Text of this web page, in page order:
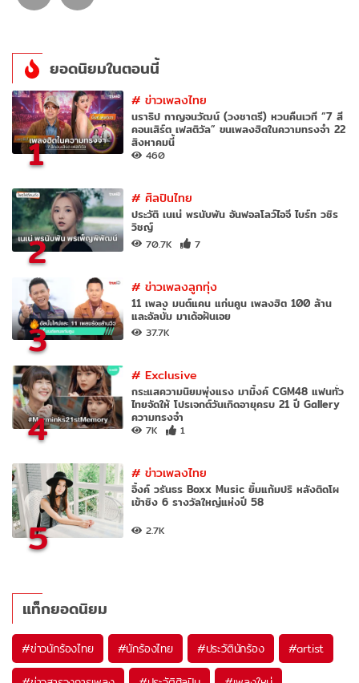
ยอดนิยมในตอนนี้
1
#ข่าวเพลงไทย
นราธิป กาญจนวัฒน์ (วงชาตรี) หวนคืนเวที “7 สี
คอนเสิร์ต เฟสติวัล” ขนเพลงฮิตในความทรงจำ 22
สิงหาคมนี้
460
2
#ศิลปินไทย
ประวัติ เนเน่ พรนับพัน อันฟอลโลว์ไอจี ไบร์ท วชิร
วิชญ์
70.7K 7
3
#ข่าวเพลงลูกทุ่ง
11 เพลง มนต์แคน แก่นคูน เพลงฮิต 100 ล้าน
และอัลบั้ม มาเด้อฝันเอย
37.7K
4
#Exclusive
กระแสความนิยมพุ่งแรง มามิ้งค์ CGM48 แฟนทั่ว
ไทยจัดให้ โปรเจกต์วันเกิดอายุครบ 21 ปี Gallery
ความทรงจำ
7K 1
5
#ข่าวเพลงไทย
อิ้งค์ วรันธร Boxx Music ยิ้มแก้มปริ หลังติดโผ
เข้าชิง 6 รางวัลใหญ่แห่งปี 58
2.7K
แท็กยอดนิยม
#ข่าวนักร้องไทย #นักร้องไทย #ประวัตินักร้อง #artist